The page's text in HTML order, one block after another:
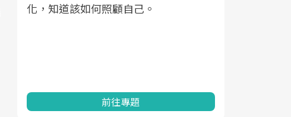
化，知道該如何照顧自己。
前往專題